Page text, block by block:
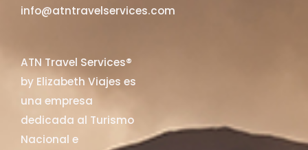
info@atntravelservices.com
ATN Travel Services®
by Elizabeth Viajes es
una empresa
dedicada al Turismo
Nacional e